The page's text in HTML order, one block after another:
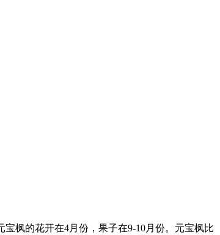
枫的花开在4月份，果子在9-10月份。元宝枫比